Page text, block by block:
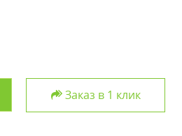
Заказ в 1 клик